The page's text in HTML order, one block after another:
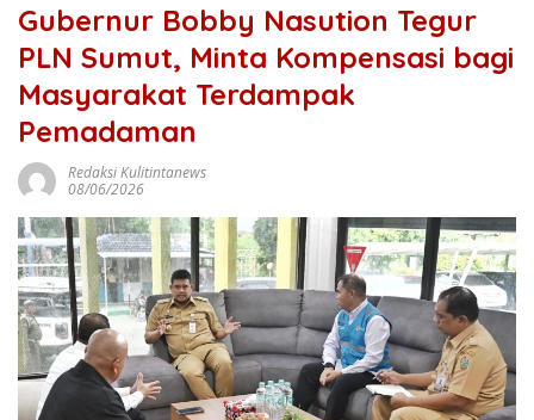
Gubernur Bobby Nasution Tegur
PLN Sumut, Minta Kompensasi bagi
Masyarakat Terdampak
Pemadaman
Redaksi Kulitintanews
08/06/2026